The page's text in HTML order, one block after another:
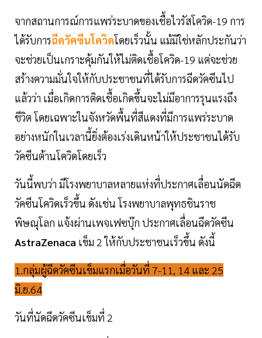
จากสถานการณ์การแพร่ระบาดของเชื้อไวรัสโควิด-19 การ
ได้รับการฉีดวัคซีนโควิดโดยเร็วนั้น แม้มิใช่หลักประกันว่า
จะช่วยเป็นเกราะคุ้มกันให้ไม่ติดเชื้อโควิด-19 แต่จะช่วย
สร้างความมั่นใจให้กับประชาชนที่ได้รับการฉีดวัคซีนไป
แล้วว่า เมื่อเกิดการติดเชื้อเกิดขึ้นจะไม่มีอาการรุนแรงถึง
ชีวิต โดยเฉพาะในจังหวัดพื้นที่สีแดงที่มีการแพร่ระบาด
อย่างหนักในเวลานี้ยิ่งต้องเร่งเดินหน้าให้ประชาชนได้รับ
วัคซีนต้านโควิดโดยเร็ว
วันนี้พบว่า มีโรงพยาบาลหลายแห่งที่ประกาศเลื่อนนัดฉีด
วัคซีนโควิดเร็วขึ้น ดังเช่น โรงพยาบาลพุทธชินราช
พิษณุโลก แจ้งผ่านเพจเฟซบุ๊ก ประกาศเลื่อนฉีดวัคซีน
AstraZenaca เข็ม 2 ให้กับประชาชนเร็วขึ้น ดังนี้
1.กลุ่มผู้ฉีดวัคซีนเข็มแรกเมื่อวันที่ 7-11, 14 และ 25
มิ.ย.64
วันที่นัดฉีดวัคซีนเข็มที่ 2